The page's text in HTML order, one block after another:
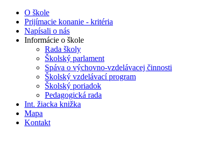
O škole
Prijímacie konanie - kritéria
Napísali o nás
Informácie o škole
Rada školy
Školský parlament
Spáva o výchovno-vzdelávacej činnosti
Školský vzdelávací program
Školský poriadok
Pedagogická rada
Int. žiacka knižka
Mapa
Kontakt